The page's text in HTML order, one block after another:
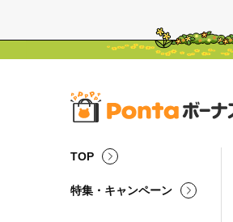
TOP
特集・キャンペーン